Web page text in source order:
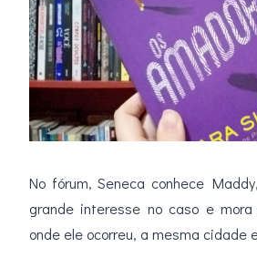
No fórum, Seneca conhece
grande interesse no caso e
onde ele ocorreu, a mesma cidade